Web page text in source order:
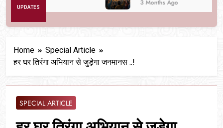
UPDATES
3 Months Ago
Home
Special Article
हर घर तिरंगा अभियान से जुड़ेगा जनमानस ..!
SPECIAL ARTICLE